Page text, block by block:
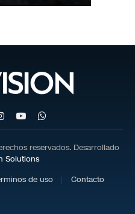
YouTubeWhatsApp
reservados. Desarrollado
Solutions
de uso Contacto